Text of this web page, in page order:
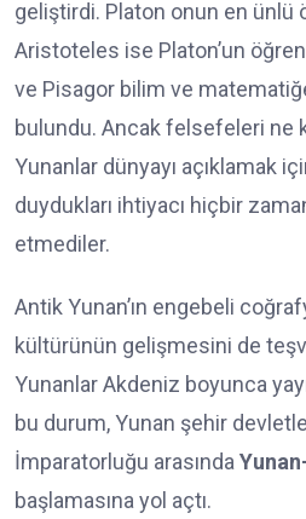
geliştirdi. Platon onun en ünlü
Aristoteles ise Platon’un
ve Pisagor bilim ve
bulundu. Ancak felsefeleri ne
Yunanlar dünyayı açıklamak
duydukları ihtiyacı hiçbir
etmediler.
Antik Yunan’ın engebeli
kültürünün gelişmesini de
Yunanlar Akdeniz boyunca
bu durum, Yunan şehir
İmparatorluğu arasında
başlamasına yol açtı.